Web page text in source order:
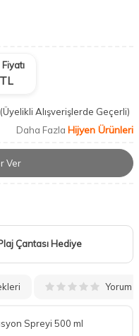
TL
(Üyelikli Alışverişlerde Geçerli)
Daha Fazla Hijyen Ürünleri
Ver
Çantası Hediye
Yorum
Spreyi 500 ml